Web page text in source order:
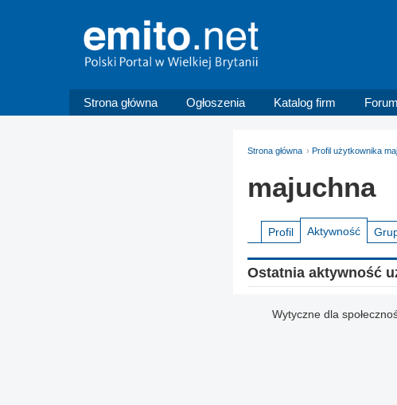
Strona główna Ogłoszenia Katalog firm Forum
Strona główna Profil użytkownika
majuchna
Profil Aktywność
Ostatnia aktywność
Wytyczne dla